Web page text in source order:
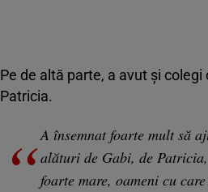
Pe de altă parte, a avut și
Patricia.
A însemnat foarte mult să
alături de Gabi, de
foarte mare, oameni cu